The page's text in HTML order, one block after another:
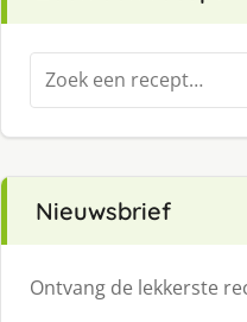
Zoeken
naar:
Nieuwsbrief
Ontvang de lekkerste